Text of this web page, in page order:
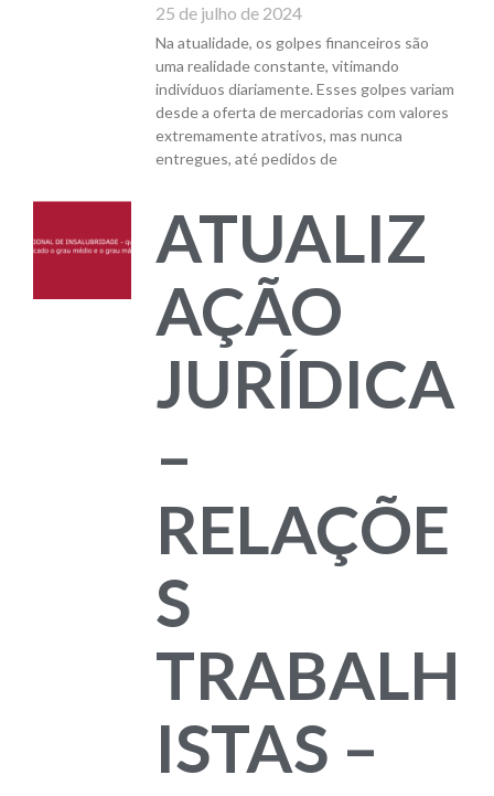
25 de julho de 2024
Na atualidade, os golpes financeiros são
uma realidade constante, vitimando
indivíduos diariamente. Esses golpes variam
desde a oferta de mercadorias com valores
extremamente atrativos, mas nunca
entregues, até pedidos de
ATUALIZ
AÇÃO
JURÍDICA
–
RELAÇÕE
S
TRABALH
ISTAS –